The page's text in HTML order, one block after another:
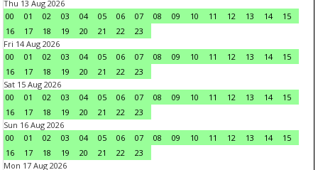
Thu 13 Aug 2026
00
01 02 03 04 05 06 07 08 09 10 11 12 13 14
15
16
17 18 19 20 21 22
23
Fri 14 Aug 2026
00
01 02 03 04 05 06 07 08 09 10 11 12 13 14
15
16
17 18 19 20 21 22
23
Sat 15 Aug 2026
00
01 02 03 04 05 06 07 08 09 10 11 12 13 14
15
16
17 18 19 20 21 22
23
Sun 16 Aug 2026
00
01 02 03 04 05 06 07 08 09 10 11 12 13 14
15
16
17 18 19 20 21 22
23
Mon 17 Aug 2026